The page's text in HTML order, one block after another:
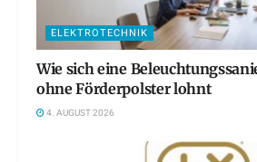
ELEKTROTECHNIK
Wie sich eine
ohne Förderpolster lohnt
4. AUGUST 2026